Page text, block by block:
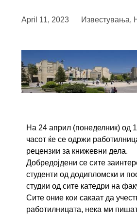
April 11, 2023 Известувања,
На 24 април (понеделник) од
часот ќе се одржи
рецензии за книжевни дела.
Добредојдени се сите
студенти од додипломски и
студии од сите катедри на
Сите оние кои сакаат да
работилницата, нека ми